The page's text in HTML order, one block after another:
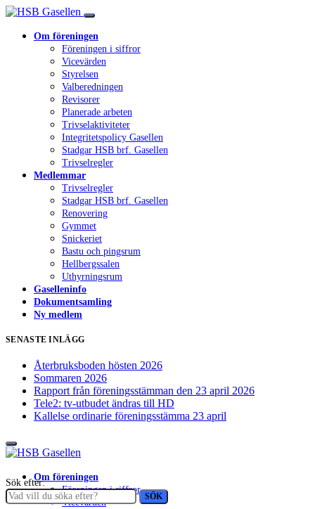
Om föreningen
Föreningen i siffror
Vicevärden
Styrelsen
Valberedningen
Revisorer
Planerade arbeten
Trivselaktiviteter
Integritetspolicy Gasellen
Stadgar HSB brf. Gasellen
Trivselregler
Medlemmar
Trivselregler
Stadgar HSB brf. Gasellen
Renovering
Gymmet
Snickeriet
Bastu och pingsrum
Hellbergssalen
Uthyrningsrum
Gaselleninfo
Dokumentsamling
Ny medlem
SENASTE INLÄGG
Återbruksboden hösten 2026
Sommaren 2026
Rapport från föreningsstämman den 23 april 2026
Tele2: tv-utbudet ändras till HD
Kallelse ordinarie föreningsstämma 23 april
Om föreningen
Föreningen i siffror
Vicevärden
Sök efter:
SÖK